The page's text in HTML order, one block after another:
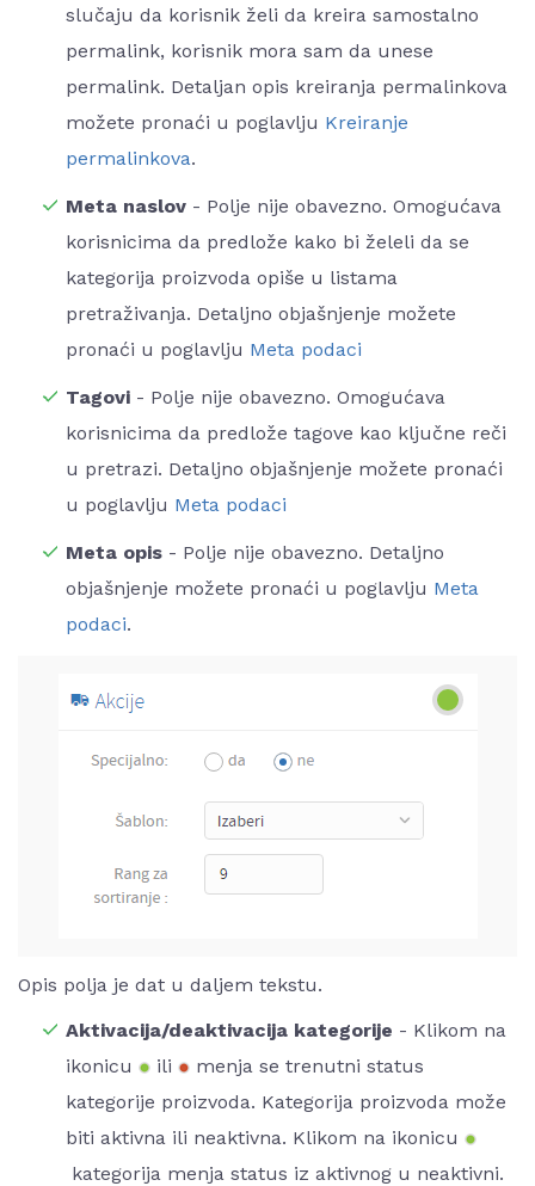
slučaju da korisnik želi da kreira samostalno
permalink, korisnik mora sam da unese
permalink. Detaljan opis kreiranja permalinkova
možete pronaći u poglavlju Kreiranje
permalinkova.
Meta naslov - Polje nije obavezno. Omogućava
korisnicima da predlože kako bi želeli da se
kategorija proizvoda opiše u listama
pretraživanja. Detaljno objašnjenje možete
pronaći u poglavlju Meta podaci
Tagovi - Polje nije obavezno. Omogućava
korisnicima da predlože tagove kao ključne reči
u pretrazi. Detaljno objašnjenje možete pronaći
u poglavlju Meta podaci
Meta opis - Polje nije obavezno. Detaljno
objašnjenje možete pronaći u poglavlju Meta
podaci.
Opis polja je dat u daljem tekstu.
Aktivacija/deaktivacija kategorije - Klikom na
ikonicu
ili
menja se trenutni status
kategorije proizvoda. Kategorija proizvoda može
biti aktivna ili neaktivna. Klikom na ikonicu
kategorija menja status iz aktivnog u neaktivni.